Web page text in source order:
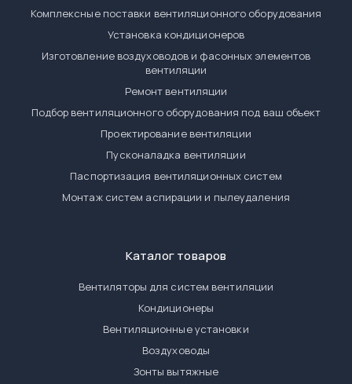
Комплексные поставки вентиляционного оборудования
Установка кондиционеров
Изготовление воздуховодов и фасонных элементов
вентиляции
Ремонт вентиляции
Подбор вентиляционного оборудования под ваш объект
Проектирование вентиляции
Пусконаладка вентиляции
Паспортизация вентиляционных систем
Монтаж систем аспирации и пылеудаления
Каталог товаров
Вентиляторы для систем вентиляции
Кондиционеры
Вентиляционные установки
Воздуховоды
Зонты вытяжные